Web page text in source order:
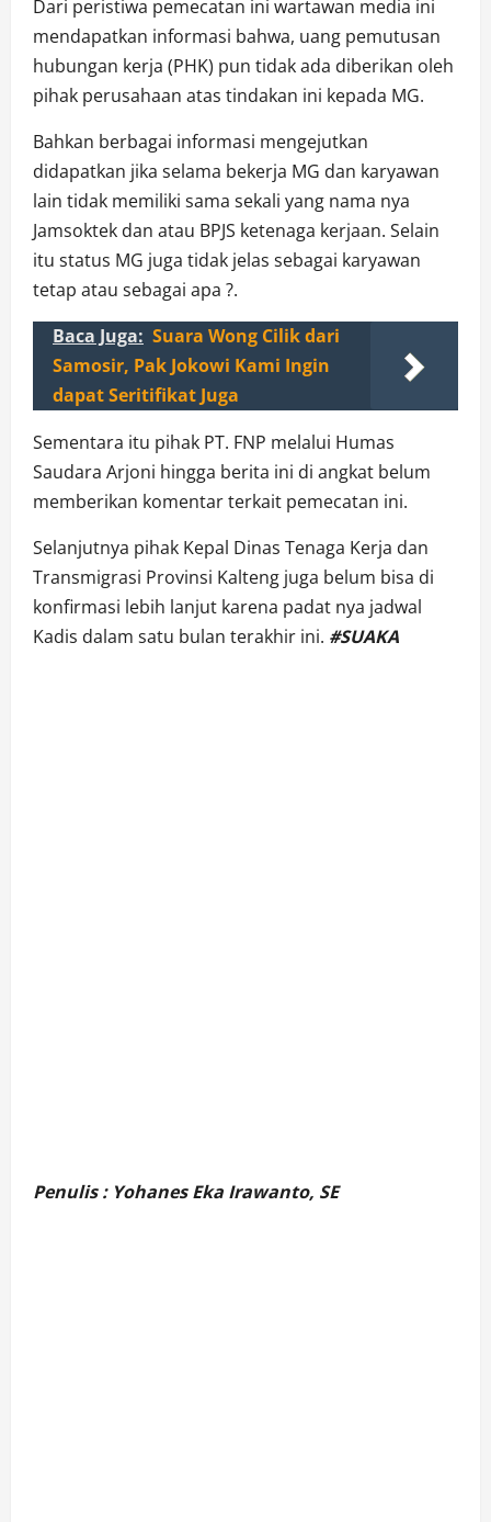
Dari peristiwa pemecatan ini wartawan media ini
mendapatkan informasi bahwa, uang pemutusan
hubungan kerja (PHK) pun tidak ada diberikan oleh
pihak perusahaan atas tindakan ini kepada MG.
Bahkan berbagai informasi mengejutkan
didapatkan jika selama bekerja MG dan karyawan
lain tidak memiliki sama sekali yang nama nya
Jamsoktek dan atau BPJS ketenaga kerjaan. Selain
itu status MG juga tidak jelas sebagai karyawan
tetap atau sebagai apa ?.
Baca Juga: Suara Wong Cilik dari
Samosir, Pak Jokowi Kami Ingin
dapat Seritifikat Juga
Sementara itu pihak PT. FNP melalui Humas
Saudara Arjoni hingga berita ini di angkat belum
memberikan komentar terkait pemecatan ini.
Selanjutnya pihak Kepal Dinas Tenaga Kerja dan
Transmigrasi Provinsi Kalteng juga belum bisa di
konfirmasi lebih lanjut karena padat nya jadwal
Kadis dalam satu bulan terakhir ini. #SUAKA
Penulis : Yohanes Eka Irawanto, SE